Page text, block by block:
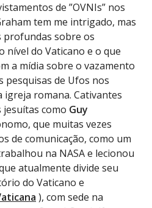
de ”OVNIs” nos
tem me intrigado, mas
profundas sobre os
nível do Vaticano e o que
a mídia sobre o vazamento
pesquisas de Ufos nos
romana. Cativantes
como Guy
que muitas vezes
de comunicação, como um
na NASA e lecionou
atualmente divide seu
do Vaticano e
), com sede na